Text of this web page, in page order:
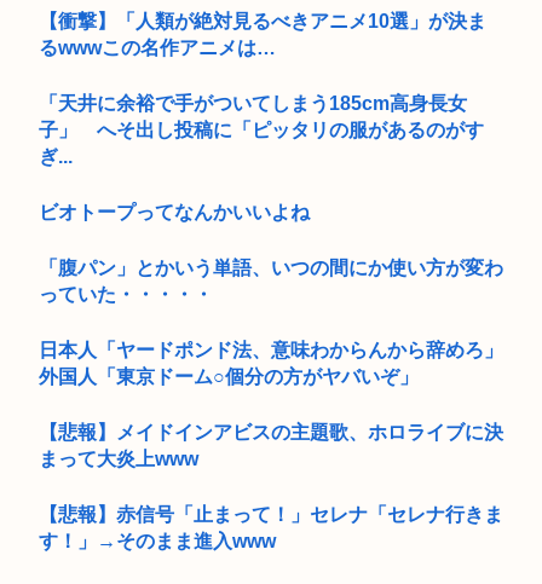
【衝撃】「人類が絶対見るべきアニメ10選」が決ま
るwwwこの名作アニメは…
「天井に余裕で手がついてしまう185cm高身長女
子」 へそ出し投稿に「ピッタリの服があるのがす
ぎ...
ビオトープってなんかいいよね
「腹パン」とかいう単語、いつの間にか使い方が変わ
っていた・・・・・
日本人「ヤードポンド法、意味わからんから辞めろ」
外国人「東京ドーム○個分の方がヤバいぞ」
【悲報】メイドインアビスの主題歌、ホロライブに決
まって大炎上www
【悲報】赤信号「止まって！」セレナ「セレナ行きま
す！」→そのまま進入www